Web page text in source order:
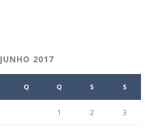
JUNHO 2017
Q Q S S
1 2 3